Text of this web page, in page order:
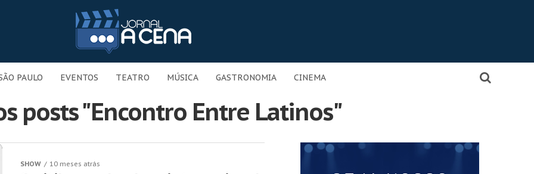
PAULO EVENTOS TEATRO MÚSICA GASTRONOMIA CINEMA
posts "Encontro Entre Latinos"
SHOW 10 meses atrás